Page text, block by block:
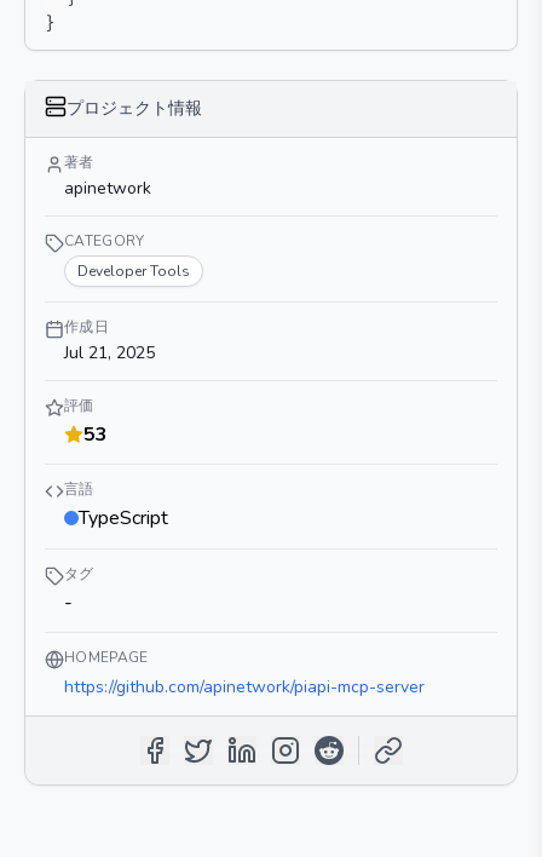
}
プロジェクト情報
著者
apinetwork
CATEGORY
Developer Tools
作成日
Jul 21, 2025
評価
53
言語
TypeScript
タグ
-
HOMEPAGE
https://github.com/apinetwork/piapi-mcp-server